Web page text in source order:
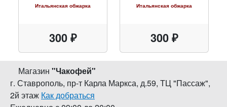
Итальянская обжарка
300 ₽
Итальянская обжарка
300 ₽
Магазин "Чакофей"
г. Ставрополь, пр-т Карла Маркса, д.59, ТЦ "Пассаж",
2й этаж Как добраться